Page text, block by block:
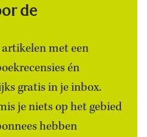
de
met een
én
gratis in je inbox.
je niets op het gebied
hebben